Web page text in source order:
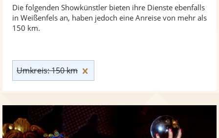
Die folgenden Showkünstler bieten ihre Dienste ebenfalls
in Weißenfels an, haben jedoch eine Anreise von mehr als
150 km.
Umkreis: 150 km